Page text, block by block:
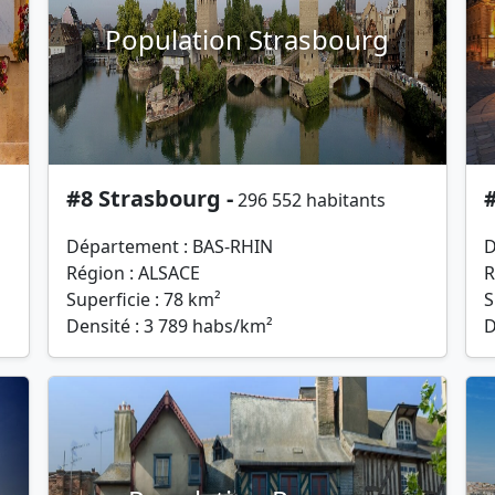
Population Strasbourg
#8 Strasbourg -296 552 habitants
Département : BAS-RHIN
Région : ALSACE
Superficie : 78 km²
Densité : 3 789 habs/km²